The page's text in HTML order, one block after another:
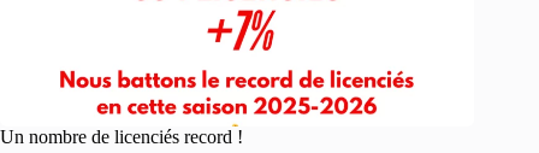
Un nombre de licenciés record !